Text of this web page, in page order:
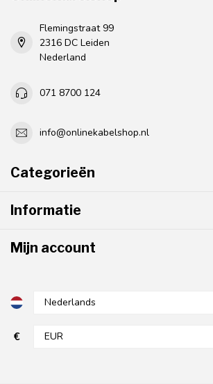
Flemingstraat 99
2316 DC Leiden
Nederland
071 8700 124
info@onlinekabelshop.nl
Categorieën
Informatie
Mijn account
€